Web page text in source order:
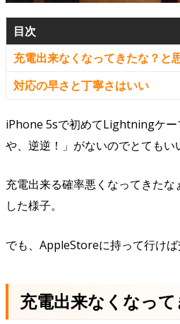
目次
充電出来なくなってきたな？と
対応の早さと丁寧さはいい
iPhone 5sで初めてLightningケー
や、逆逆！」がないのでとてもい
充電出来る確率悪くなってきた
した様子。
でも、AppleStoreに持って行け
充電出来なくなっ